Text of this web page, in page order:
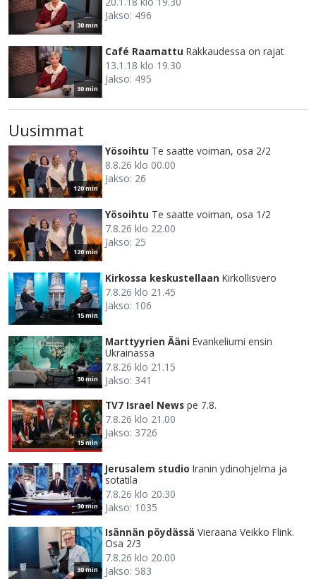
30 min
Jakso: 496
30 min
Café Raamattu Rakkaudessa on rajat
13.1.18 klo 19.30
Jakso: 495
Uusimmat
120 min
Yösoihtu Te saatte voiman, osa 2/2
8.8.26 klo 00.00
Jakso: 26
120 min
Yösoihtu Te saatte voiman, osa 1/2
7.8.26 klo 22.00
Jakso: 25
15 min
Kirkossa keskustellaan Kirkollisvero
7.8.26 klo 21.45
Jakso: 106
30 min
Marttyyrien Ääni Evankeliumi ensin
Ukrainassa
7.8.26 klo 21.15
Jakso: 341
15 min
TV7 Israel News pe 7.8.
7.8.26 klo 21.00
Jakso: 3726
30 min
Jerusalem studio Iranin ydinohjelma ja
sotatila
7.8.26 klo 20.30
Jakso: 1035
30 min
Isännän pöydässä Vieraana Veikko Flink.
Osa 2/3
7.8.26 klo 20.00
Jakso: 583